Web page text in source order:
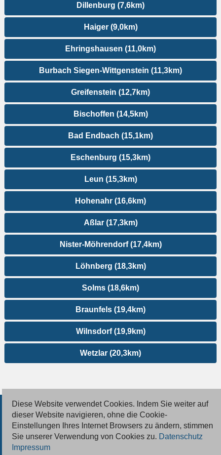
Dillenburg (7,6km)
Haiger (9,0km)
Ehringshausen (11,0km)
Burbach Siegen-Wittgenstein (11,3km)
Greifenstein (12,7km)
Bischoffen (14,5km)
Bad Endbach (15,1km)
Eschenburg (15,3km)
Leun (15,3km)
Hohenahr (16,6km)
Aßlar (17,3km)
Nister-Möhrendorf (17,4km)
Löhnberg (18,3km)
Solms (18,6km)
Braunfels (19,4km)
Wilnsdorf (19,9km)
Wetzlar (20,3km)
© 2026 Deutsche Jobmarkt GmbH
Inserieren
Kontakt
Diese Website verwendet Cookies. Indem Sie weiter auf
dieser Website navigieren, ohne die Cookie-
Einstellungen Ihres Internet Browsers zu ändern, stimmen
Sie unserer Verwendung von Cookies zu. Datenschutz
Impressum